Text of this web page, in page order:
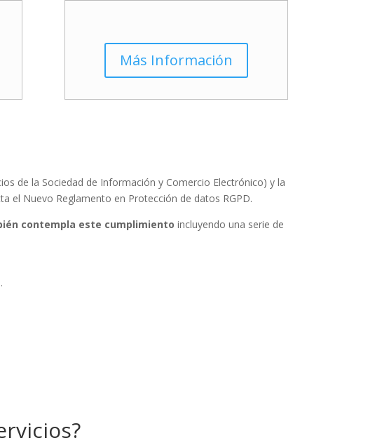
Más Información
de la Sociedad de Información y Comercio Electrónico) y la
el Nuevo Reglamento en Protección de datos RGPD.
contempla este cumplimiento incluyendo una serie de